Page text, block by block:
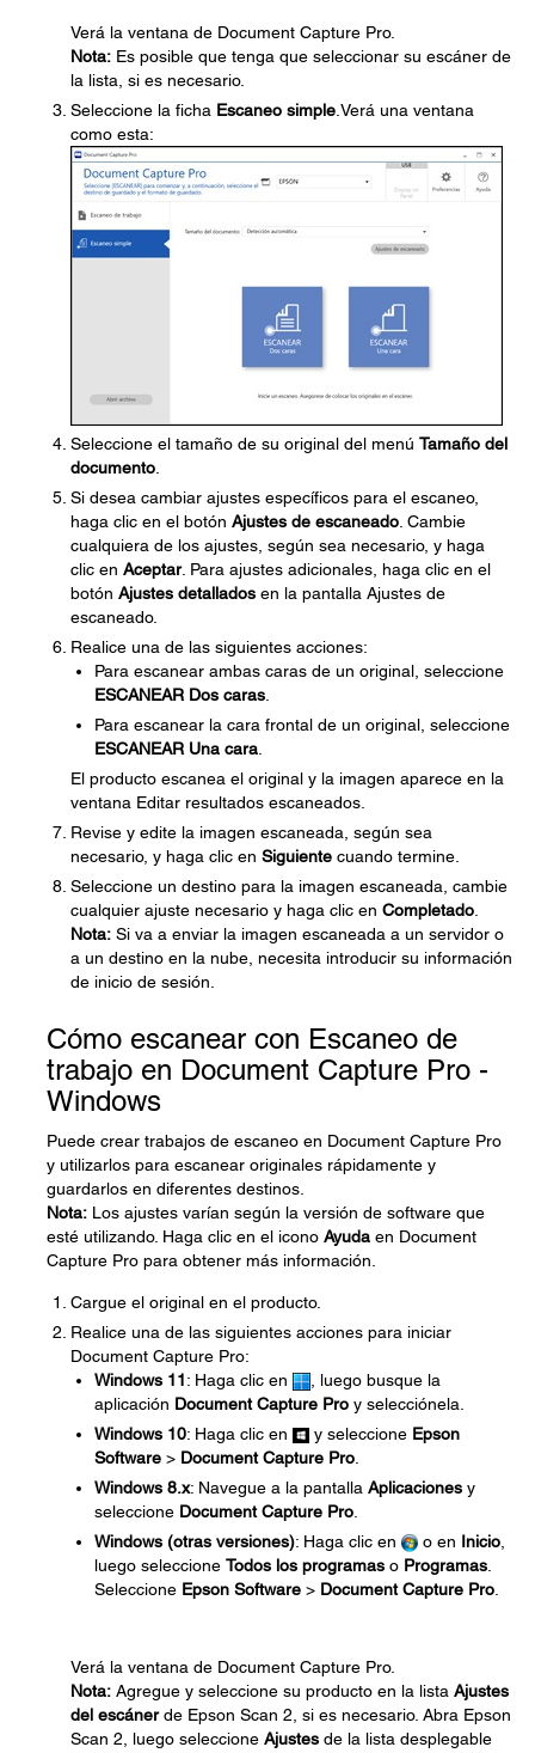
Verá la ventana de Document Capture Pro.
Nota: Es posible que tenga que seleccionar su escáner de
la lista, si es necesario.
Seleccione la ficha Escaneo simple .Verá una ventana
como esta:
Seleccione el tamaño de su original del menú Tamaño del
documento
Si desea cambiar ajustes específicos para el escaneo,
haga clic en el botón Ajustes de escaneado . Cambie
cualquiera de los ajustes, según sea necesario, y haga
clic en Aceptar. Para ajustes adicionales, haga clic en el
botón Ajustes detallados en la pantalla Ajustes de
escaneado.
Realice una de las siguientes acciones:
Para escanear ambas caras de un original, seleccione
ESCANEAR Dos caras
Para escanear la cara frontal de un original, seleccione
ESCANEAR Una cara
El producto escanea el original y la imagen aparece en la
ventana Editar resultados escaneados.
Revise y edite la imagen escaneada, según sea
necesario, y haga clic en Siguiente cuando termine.
Seleccione un destino para la imagen escaneada, cambie
cualquier ajuste necesario y haga clic en Completado
Nota: Si va a enviar la imagen escaneada a un servidor o
a un destino en la nube, necesita introducir su información
de inicio de sesión.
Cómo escanear con Escaneo de
trabajo en Document Capture Pro -
Windows
Puede crear trabajos de escaneo en Document Capture Pro
y utilizarlos para escanear originales rápidamente y
guardarlos en diferentes destinos.
Nota: Los ajustes varían según la versión de software que
esté utilizando. Haga clic en el icono Ayuda en Document
Capture Pro para obtener más información.
Cargue el original en el producto.
Realice una de las siguientes acciones para iniciar
Document Capture Pro:
Windows 11: Haga clic en
, luego busque la
aplicación Document Capture Pro y selecciónela.
Windows 10: Haga clic en y seleccione Epson
Software > Document Capture Pro
Windows 8.x: Navegue a la pantalla Aplicaciones y
seleccione Document Capture Pro
Windows (otras versiones): Haga clic en o en Inicio
luego seleccione Todos los programas o Programas
Seleccione Epson Software > Document Capture Pro
Verá la ventana de Document Capture Pro.
Nota: Agregue y seleccione su producto en la lista Ajustes
del escánerde Epson Scan 2, si es necesario. Abra Epson
Scan 2, luego seleccione Ajustes de la lista desplegable